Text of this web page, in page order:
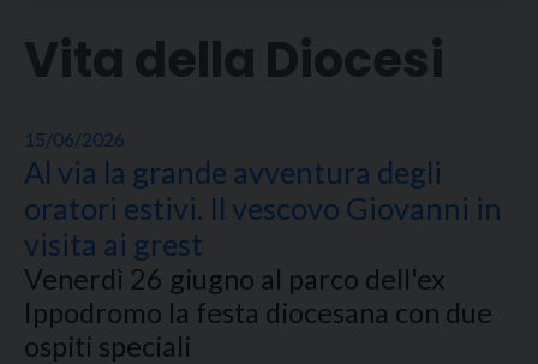
Vita della Diocesi
15/06/2026
Al via la grande avventura degli
oratori estivi. Il vescovo Giovanni in
visita ai grest
Venerdì 26 giugno al parco dell'ex
Ippodromo la festa diocesana con due
ospiti speciali